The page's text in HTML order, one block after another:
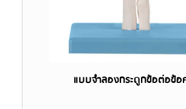
แบบจำลองกระดูกข้อต่อข้